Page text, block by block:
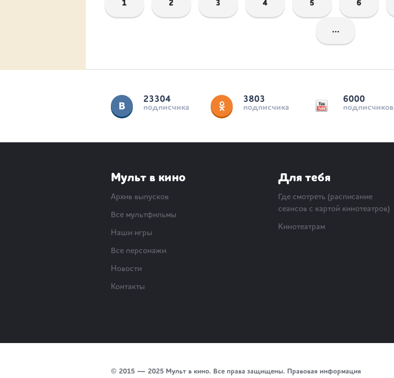
1 2 3 4 5 6
...
23304
подписчика
3803
подписчика
6000
подписчиков
Мульт в кино
Архив выпусков
Все мультфильмы
Наши игры
Все персонажи
Новости
Контакты
Для тебя
Где смотреть (расписание
сеансов с картой кинотеатров)
Кинотеатрам
© 2015 — 2025 Мульт в кино. Все права защищены. Правовая информация